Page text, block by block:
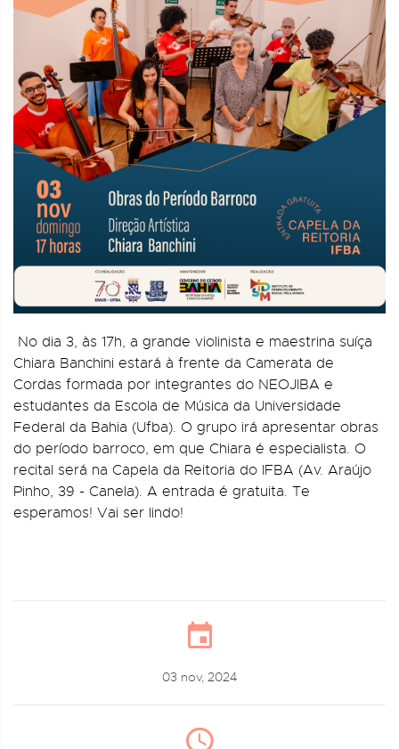
No dia 3, às 17h, a grande violinista e maestrina suíça
Chiara Banchini estará à frente da Camerata de
Cordas formada por integrantes do NEOJIBA e
estudantes da Escola de Música da Universidade
Federal da Bahia (Ufba). O grupo irá apresentar obras
do período barroco, em que Chiara é especialista. O
recital será na Capela da Reitoria do IFBA (Av. Araújo
Pinho, 39 - Canela). A entrada é gratuita. Te
esperamos! Vai ser lindo!
03 nov, 2024